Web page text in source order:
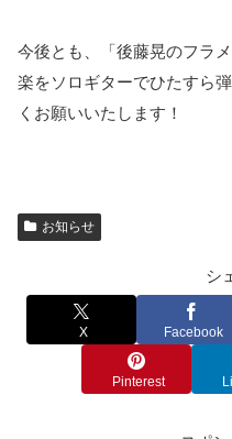
今後とも、「後藤晃のフラ
楽をソロギターでひたすら
くお願いいたします！
お知らせ
シ
X Facebook
Pinterest